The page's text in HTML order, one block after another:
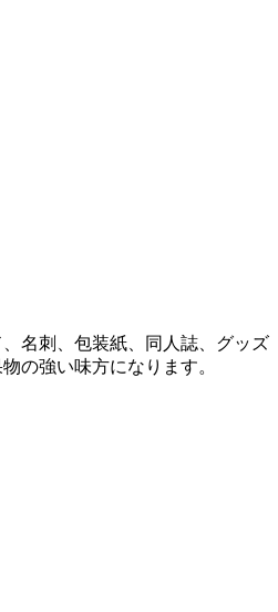
名刺、包装紙、同人誌、グッズ
の強い味方になります。